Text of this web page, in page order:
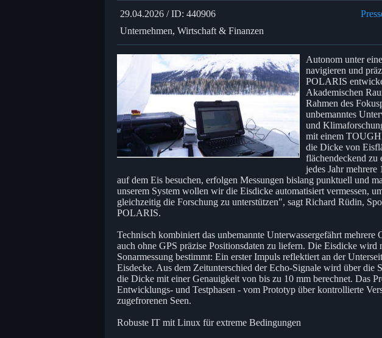
29.04.2026 / ID: 440906
Unternehmen, Wirtschaft & Finanzen
Autonom unter
navigieren und
POLARIS
Akademischen
Rahmen des
unbemanntes
und
mit einem
die Dicke von
flächendeckend zu
jedes Jahr mehrere
auf dem Eis besuchen, erfolgen Messungen bislang punktuell und
unserem System wollen wir die Eisdicke automatisiert vermessen,
gleichzeitig die Forschung zu unterstützen", sagt Richard Rüdin,
POLARIS.
Technisch kombiniert das unbemannte Unterwassergefährt mehrere
auch ohne GPS präzise Positionsdaten zu liefern. Die Eisdicke wird
Sonarmessung bestimmt: Ein erster Impuls reflektiert an der
Eisdecke. Aus dem Zeitunterschied der Echo-Signale wird über die
die Dicke mit einer Genauigkeit von bis zu 10 mm berechnet. Das
Entwicklungs- und Testphasen - vom Prototyp über kontrollierte
zugefrorenen Seen.
Robuste IT mit Linux für extreme Bedingungen